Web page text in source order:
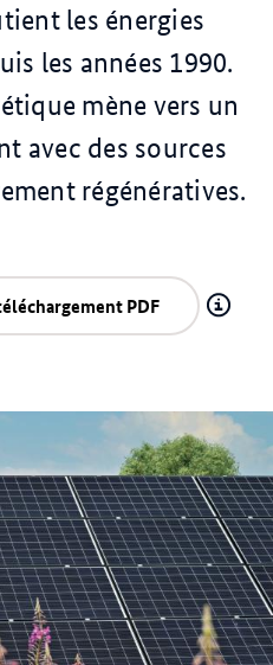
les énergies
les années 1990.
mène vers un
avec des sources
régénératives.
PDF